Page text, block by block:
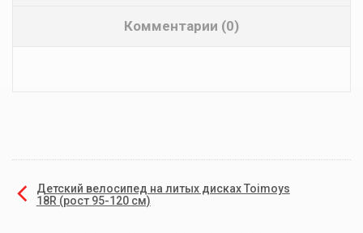
Комментарии (0)
Детский велосипед на литых дисках Toimoys
18R (рост 95-120 см)